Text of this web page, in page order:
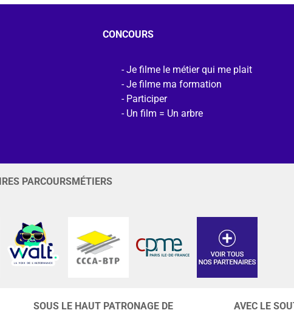
CONCOURS
Je filme le métier qui me plait
Je filme ma formation
Participer
Un film = Un arbre
PARCOURSMÉTIERS
SOUS LE HAUT PATRONAGE DE AVEC LE